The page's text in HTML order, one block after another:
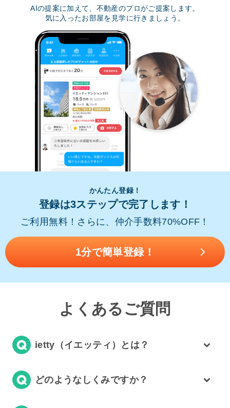
AIの提案に加えて、不動産のプロがご提案します。
気に入ったお部屋を見学に行きましょう。
かんたん登録！
登録は3ステップで完了します！
ご利用無料！さらに、仲介手数料70%OFF！
1分で簡単登録！
よくあるご質問
ietty（イエッティ）とは？
どのようなしくみですか？